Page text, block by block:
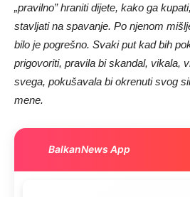
„pravilno” hraniti dijete, kako ga
stavljati na spavanje. Po njenom
bilo je pogrešno. Svaki put kad bih
prigovoriti, pravila bi skandal, vikala,
svega, pokušavala bi okrenuti svog
mene.
BalkanNews App